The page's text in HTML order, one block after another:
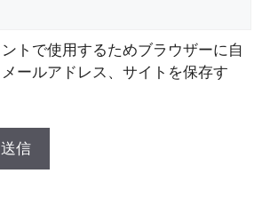
トで使用するためブラウザーに自
ールアドレス、サイトを保存す